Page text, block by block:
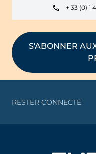
+ 33 (0) 1
S'ABONNER
RESTER CONNECTÉ